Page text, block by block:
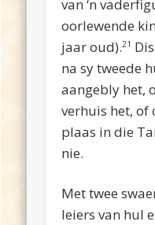
van ‘n
oorlewende
jaar oud).21
na sy tweede
aangebly het,
verhuis het, of
plaas in die
nie.
Met twee
leiers van hul